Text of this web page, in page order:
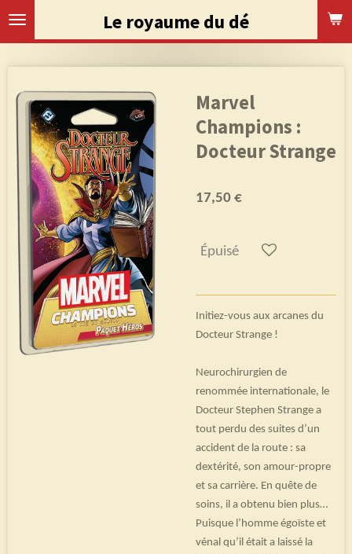
Passer
Le royaume du dé
Marvel
Champions :
Docteur Strange
17,50 €
Épuisé
Initiez-vous aux arcanes du
Docteur Strange !
Neurochirurgien de
renommée internationale, le
Docteur Stephen Strange a
tout perdu des suites d’un
accident de la route : sa
dextérité, son amour-propre
et sa carrière. En quête de
soins, il a obtenu bien plus…
Puisque l’homme égoïste et
vénal qu’il était a laissé la